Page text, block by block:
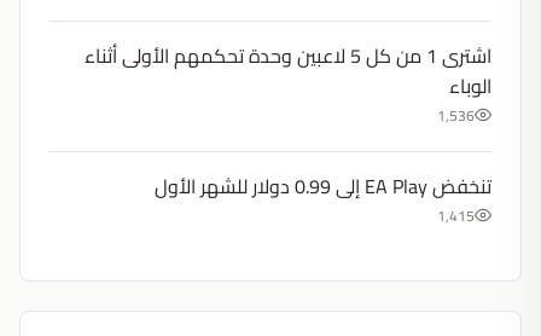
اشترى 1 من كل 5 لاعبين وحدة تحكمهم الأولى أثناء
الوباء
1,536
تنخفض EA Play إلى 0.99 دولار للشهر الأول
1,415